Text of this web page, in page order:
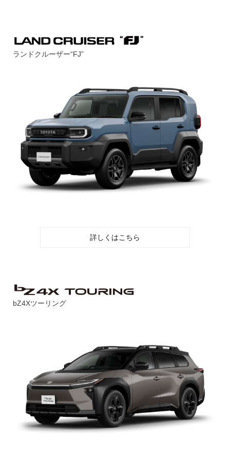
ランドクルーザー“FJ”
詳しくはこちら
bZ4Xツーリング